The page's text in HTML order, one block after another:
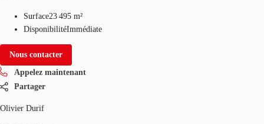
Surface23 495 m²
DisponibilitéImmédiate
Nous contacter
Appelez maintenant
Partager
Olivier Durif